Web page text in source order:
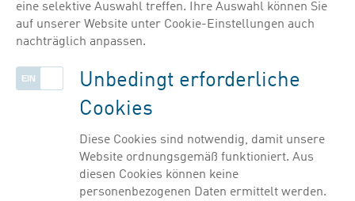
in der präklinischen Forschung tätig
in der Klinischen Forschung tätig
Filter ausblenden
Listenansicht einblenden
eine selektive Auswahl treffen. Ihre Auswahl können Sie
auf unserer Website unter Cookie-Einstellungen auch
nachträglich anpassen.
Unbedingt erforderliche
Cookies
Diese Cookies sind notwendig, damit unsere
Website ordnungsgemäß funktioniert. Aus
diesen Cookies können keine
personenbezogenen Daten ermittelt werden.